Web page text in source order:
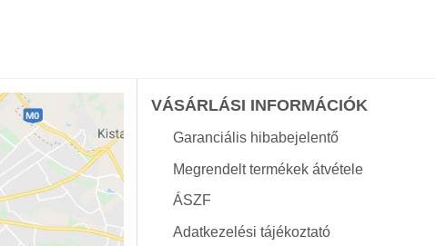
VÁSÁRLÁSI INFORMÁCIÓK
Garanciális hibabejelentő
Megrendelt termékek átvétele
ÁSZF
Adatkezelési tájékoztató